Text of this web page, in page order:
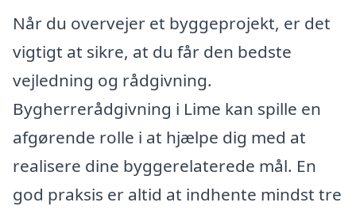
Når du overvejer et byggeprojekt, er det
vigtigt at sikre, at du får den bedste
vejledning og rådgivning.
Bygherrerådgivning i Lime kan spille en
afgørende rolle i at hjælpe dig med at
realisere dine byggerelaterede mål. En
god praksis er altid at indhente mindst tre